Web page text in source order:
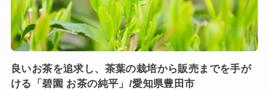
良いお茶を追求し、茶葉の栽培から販売までを手が
ける「碧園 お茶の純平」/愛知県豊田市